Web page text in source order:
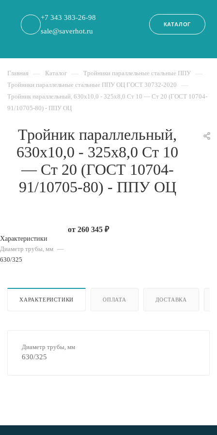
+7 343 383-26-98
sale@saverhot.ru
КАТАЛОГ
Главная — Каталог — Тройники параллельные стальные ППУ —
Тройники параллельные стальные ППУ ОЦ ГОСТ 30732-2020 —
Тройник параллельный, 630х10,0 - 325x8,0 Ст 10 — Ст 20 (ГОСТ 10704-
91/10705-80) - ППУ ОЦ
Тройник параллельный,
630х10,0 - 325x8,0 Ст 10
— Ст 20 (ГОСТ 10704-
91/10705-80) - ППУ ОЦ
Характеристики
Диаметр трубы, мм —
630/325
от 260 345 ₽
ХАРАКТЕРИСТИКИ ОПЛАТА ДОСТАВКА
Диаметр трубы, мм
630/325